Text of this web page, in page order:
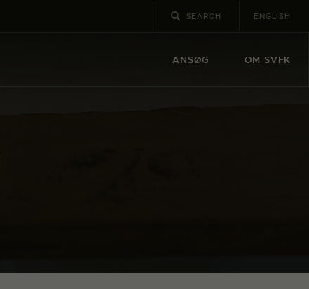
ENGLISH
ANSØG OM SVFK